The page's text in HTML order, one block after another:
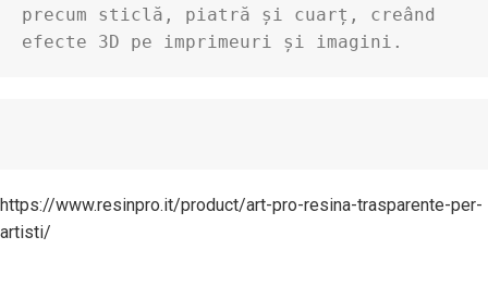
precum sticlă, piatră și cuarț, creând
efecte 3D pe imprimeuri și imagini.
https://www.resinpro.it/product/art-pro-resina-trasparente-per-
artisti/